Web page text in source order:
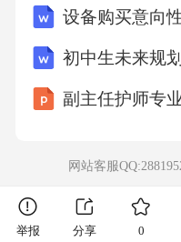
据、创造价值。算
与，使劳动与休闲
下，用户虽未受强
面化。因此，需揭
设备购买意向
初中生未来规
副主任护师专
网站客服
举报 分享 0